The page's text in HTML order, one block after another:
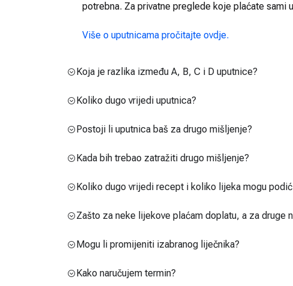
potrebna. Za privatne preglede koje plaćate sami
Više o uputnicama pročitajte ovdje.
Koja je razlika između A, B, C i D uputnice?
Koliko dugo vrijedi uputnica?
Postoji li uputnica baš za drugo mišljenje?
Kada bih trebao zatražiti drugo mišljenje?
Koliko dugo vrijedi recept i koliko lijeka mogu
Zašto za neke lijekove plaćam doplatu, a za druge
Mogu li promijeniti izabranog liječnika?
Kako naručujem termin?